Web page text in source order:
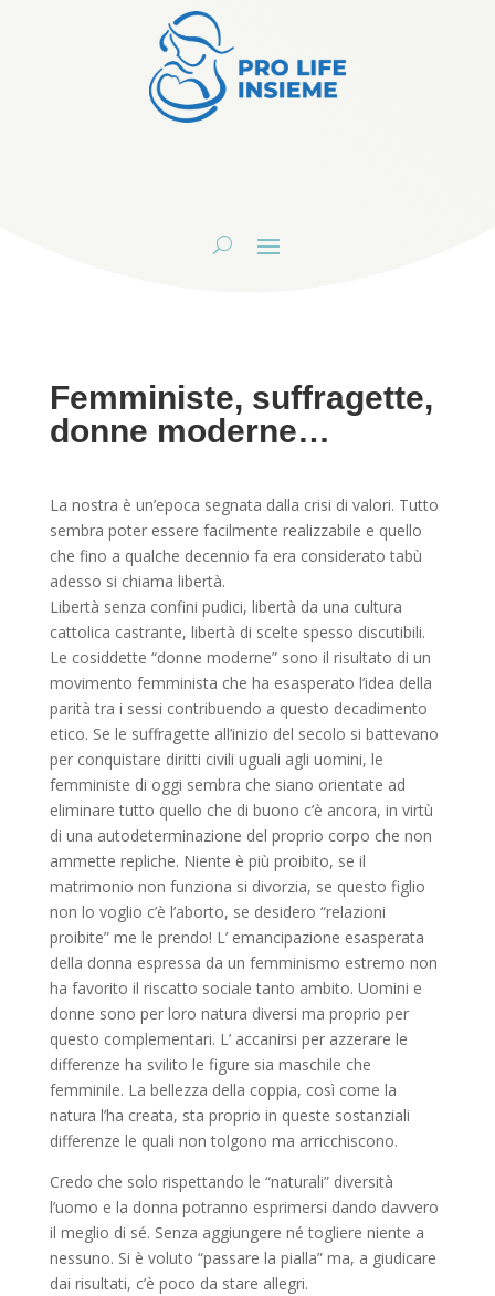
Femministe, suffragette,
donne moderne…
La nostra è un’epoca segnata dalla crisi di valori. Tutto
sembra poter essere facilmente realizzabile e quello
che fino a qualche decennio fa era considerato tabù
adesso si chiama libertà.
Libertà senza confini pudici, libertà da una cultura
cattolica castrante, libertà di scelte spesso discutibili.
Le cosiddette “donne moderne” sono il risultato di un
movimento femminista che ha esasperato l’idea della
parità tra i sessi contribuendo a questo decadimento
etico. Se le suffragette all’inizio del secolo si battevano
per conquistare diritti civili uguali agli uomini, le
femministe di oggi sembra che siano orientate ad
eliminare tutto quello che di buono c’è ancora, in virtù
di una autodeterminazione del proprio corpo che non
ammette repliche. Niente è più proibito, se il
matrimonio non funziona si divorzia, se questo figlio
non lo voglio c’è l’aborto, se desidero “relazioni
proibite” me le prendo! L’ emancipazione esasperata
della donna espressa da un femminismo estremo non
ha favorito il riscatto sociale tanto ambito. Uomini e
donne sono per loro natura diversi ma proprio per
questo complementari. L’ accanirsi per azzerare le
differenze ha svilito le figure sia maschile che
femminile. La bellezza della coppia, così come la
natura l’ha creata, sta proprio in queste sostanziali
differenze le quali non tolgono ma arricchiscono.
Credo che solo rispettando le “naturali” diversità
l’uomo e la donna potranno esprimersi dando davvero
il meglio di sé. Senza aggiungere né togliere niente a
nessuno. Si è voluto “passare la pialla” ma, a giudicare
dai risultati, c’è poco da stare allegri.